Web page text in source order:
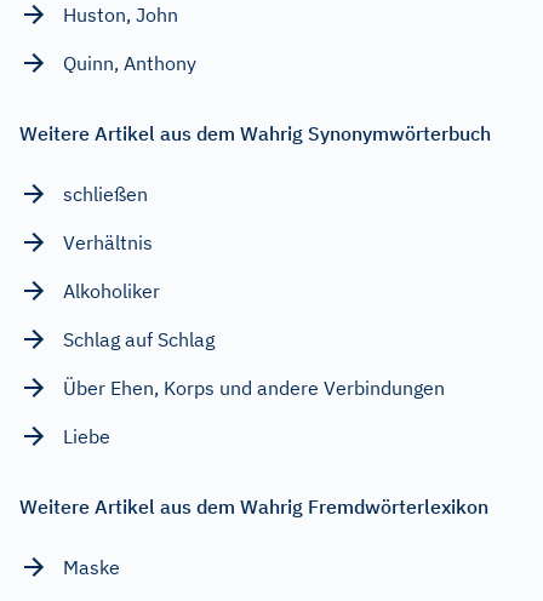
Huston, John
Quinn, Anthony
Weitere Artikel aus dem Wahrig Synonymwörterbuch
schließen
Verhältnis
Alkoholiker
Schlag auf Schlag
Über Ehen, Korps und andere Verbindungen
Liebe
Weitere Artikel aus dem Wahrig Fremdwörterlexikon
Maske